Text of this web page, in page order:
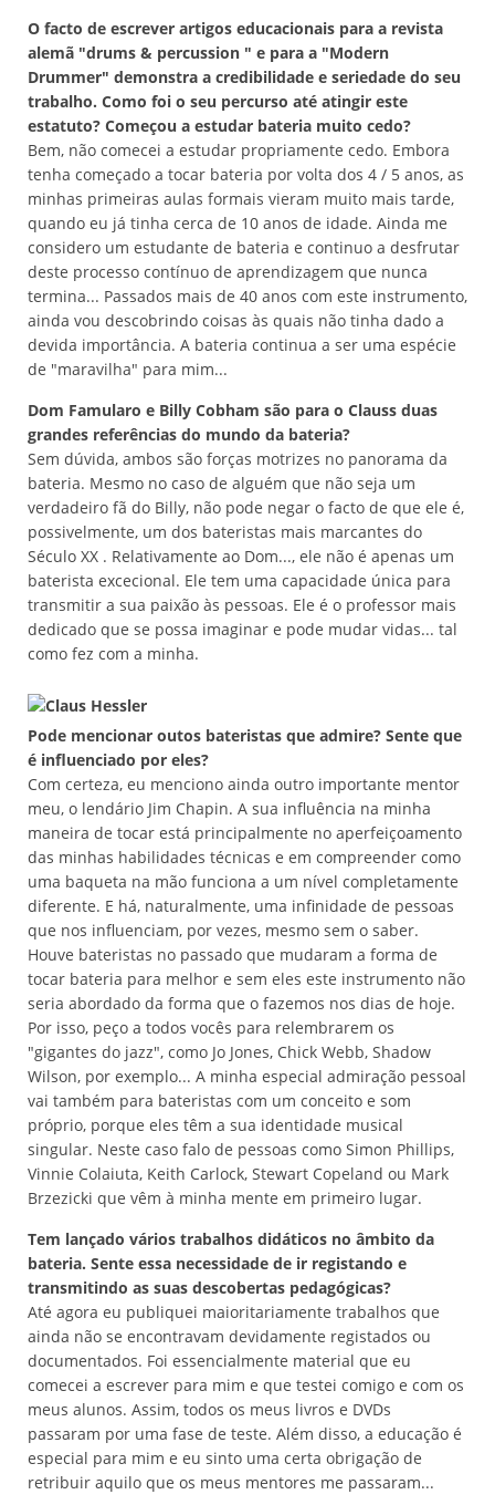
O facto de escrever artigos educacionais para a revista
alemã "drums & percussion " e para a "Modern
Drummer" demonstra a credibilidade e seriedade do seu
trabalho. Como foi o seu percurso até atingir este
estatuto? Começou a estudar bateria muito cedo?
Bem, não comecei a estudar propriamente cedo. Embora
tenha começado a tocar bateria por volta dos 4 / 5 anos, as
minhas primeiras aulas formais vieram muito mais tarde,
quando eu já tinha cerca de 10 anos de idade. Ainda me
considero um estudante de bateria e continuo a desfrutar
deste processo contínuo de aprendizagem que nunca
termina... Passados mais de 40 anos com este instrumento,
ainda vou descobrindo coisas às quais não tinha dado a
devida importância. A bateria continua a ser uma espécie
de "maravilha" para mim...
Dom Famularo e Billy Cobham são para o Clauss duas
grandes referências do mundo da bateria?
Sem dúvida, ambos são forças motrizes no panorama da
bateria. Mesmo no caso de alguém que não seja um
verdadeiro fã do Billy, não pode negar o facto de que ele é,
possivelmente, um dos bateristas mais marcantes do
Século XX . Relativamente ao Dom..., ele não é apenas um
baterista excecional. Ele tem uma capacidade única para
transmitir a sua paixão às pessoas. Ele é o professor mais
dedicado que se possa imaginar e pode mudar vidas... tal
como fez com a minha.
Pode mencionar outos bateristas que admire? Sente que
é influenciado por eles?
Com certeza, eu menciono ainda outro importante mentor
meu, o lendário Jim Chapin. A sua influência na minha
maneira de tocar está principalmente no aperfeiçoamento
das minhas habilidades técnicas e em compreender como
uma baqueta na mão funciona a um nível completamente
diferente. E há, naturalmente, uma infinidade de pessoas
que nos influenciam, por vezes, mesmo sem o saber.
Houve bateristas no passado que mudaram a forma de
tocar bateria para melhor e sem eles este instrumento não
seria abordado da forma que o fazemos nos dias de hoje.
Por isso, peço a todos vocês para relembrarem os
"gigantes do jazz", como Jo Jones, Chick Webb, Shadow
Wilson, por exemplo... A minha especial admiração pessoal
vai também para bateristas com um conceito e som
próprio, porque eles têm a sua identidade musical
singular. Neste caso falo de pessoas como Simon Phillips,
Vinnie Colaiuta, Keith Carlock, Stewart Copeland ou Mark
Brzezicki que vêm à minha mente em primeiro lugar.
Tem lançado vários trabalhos didáticos no âmbito da
bateria. Sente essa necessidade de ir registando e
transmitindo as suas descobertas pedagógicas?
Até agora eu publiquei maioritariamente trabalhos que
ainda não se encontravam devidamente registados ou
documentados. Foi essencialmente material que eu
comecei a escrever para mim e que testei comigo e com os
meus alunos. Assim, todos os meus livros e DVDs
passaram por uma fase de teste. Além disso, a educação é
especial para mim e eu sinto uma certa obrigação de
retribuir aquilo que os meus mentores me passaram...